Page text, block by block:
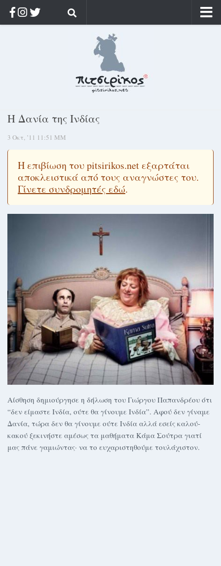
Στοχασμοί & αποφθέγματα
Διαφήμιση
Μόνο για συνδρομητές
Log in
Η Δανία της Ινδίας
3 Οκτ, ’11 11:51 ΜΜ
Η επιβίωση του pitsirikos.net εξαρτάται
αποκλειστικά από τους αναγνώστες του.
Γίνετε συνδρομητές εδώ.
Αίσθηση δημιούργησε η δήλωση του Γιώργου Παπανδρέου ότι
“δεν είμαστε Ινδία, ούτε θα γίνουμε Ινδία”. Αφού δεν γίναμε
Δανία, τώρα δεν θα γίνουμε ούτε Ινδία αλλά εσείς καλού-
κακού ξεκινήστε αμέσως τα μαθήματα Κάμα Σούτρα γιατί
μας πάνε γαμιώντας· να το ευχαριστηθούμε τουλάχιστον.